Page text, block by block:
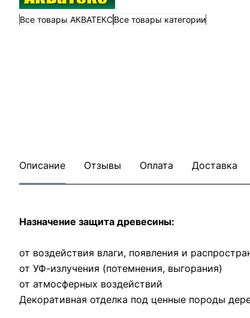
Все товары АКВАТЕКСВсе товары категории
Описание Отзывы Оплата Доставка
Назначение защита древесины:
от воздействия влаги, появления и
от УФ-излучения (потемнения, выгорания)
от атмосферных воздействий
Декоративная отделка под ценные породы